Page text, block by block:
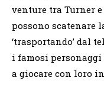
venture tra Turner e
possono scatenare
‘trasportando’ dal
i famosi personaggi
a giocare con loro